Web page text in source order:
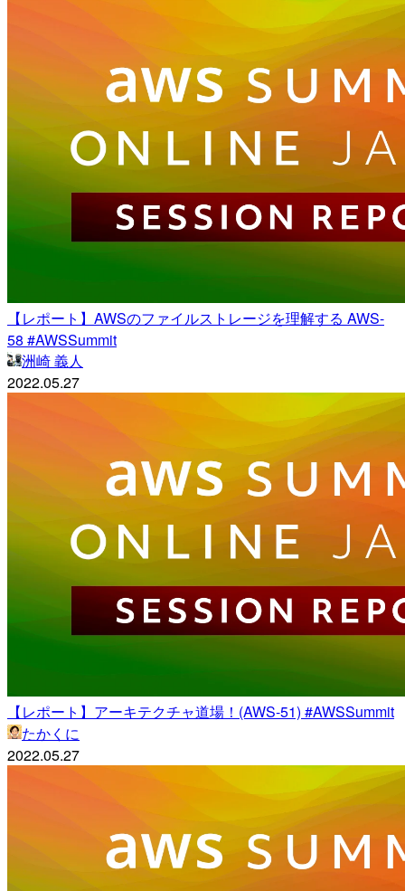
【レポート】AWSのファイルストレージを理解する AWS-
58 #AWSSummit
洲崎 義人
2022.05.27
【レポート】アーキテクチャ道場！(AWS-51) #AWSSummit
たかくに
2022.05.27